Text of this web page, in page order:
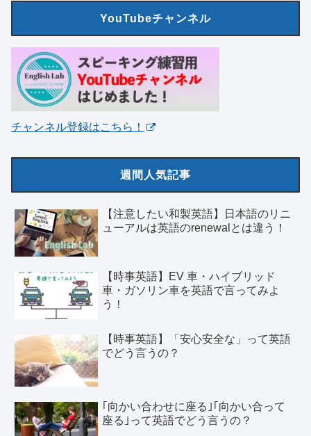
YouTubeチャンネル
チャンネル登録はこちら！
週間人気記事
【注意したい和製英語】日本語のリニ
ューアルは英語のrenewalとは違う！
【時事英語】EV 車・ハイブリッド
車・ガソリン車を英語で言ってみよ
う！
【時事英語】「安心安全な」って英語
でどう言うの？
｢向かい合わせに座る｣｢向かい合って
座る｣って英語でどう言うの？